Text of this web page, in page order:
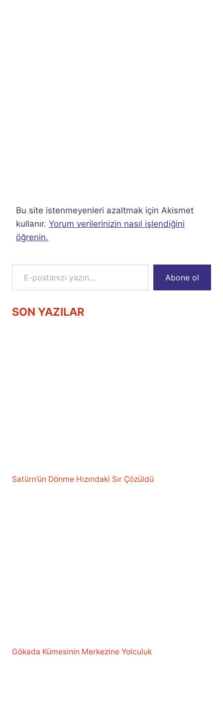
Bu site istenmeyenleri azaltmak için Akismet
kullanır. Yorum verilerinizin nasıl işlendiğini
öğrenin.
E-postanızı yazın…
Abone ol
SON YAZILAR
Satürn’ün Dönme Hızındaki Sır Çözüldü
Gökada Kümesinin Merkezine Yolculuk